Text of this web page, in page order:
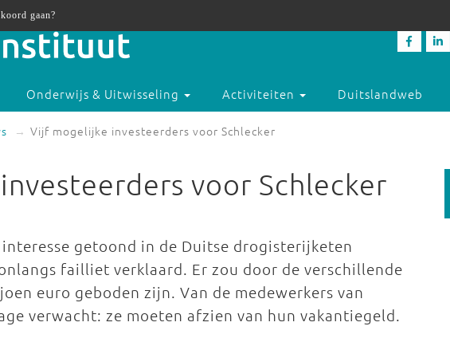
Onderwijs & Uitwisseling Activiteiten Duitslandweb
Vijf mogelijke investeerders voor Schlecker
voor Schlecker
getoond in de Duitse drogisterijketen
failliet verklaard. Er zou door de verschillende
euro geboden zijn. Van de medewerkers van
verwacht: ze moeten afzien van hun vakantiegeld.
gaan?